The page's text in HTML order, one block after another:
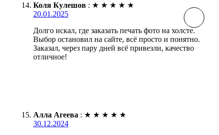
Коля Кулешов : ★ ★ ★ ★ ★
20.01.2025
Долго искал, где заказать печать фото на холсте.
Выбор остановил на сайте, всё просто и понятно.
Заказал, через пару дней всё привезли, качество
отличное!
Алла Агеева : ★ ★ ★ ★ ★
30.12.2024